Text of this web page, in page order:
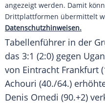
angezeigt werden. Damit
Drittplattformen übermittelt
Datenschutzhinweisen.
Tabellenführer in der
das 3:1 (2:0) gegen
von Eintracht Frankfurt
Achouri (40./64.)
Denis Omedi (90.+2)